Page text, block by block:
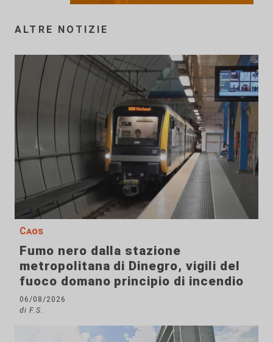
ALTRE NOTIZIE
Caos
Fumo nero dalla stazione
metropolitana di Dinegro, vigili del
fuoco domano principio di incendio
06/08/2026
di F.S.